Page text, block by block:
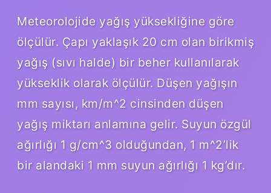
Meteorolojide yağış yüksekliğine göre
ölçülür. Çapı yaklaşık 20 cm olan birikmiş
yağış (sıvı halde) bir beher kullanılarak
yükseklik olarak ölçülür. Düşen yağışın
mm sayısı, km/m^2 cinsinden düşen
yağış miktarı anlamına gelir. Suyun özgül
ağırlığı 1 g/cm^3 olduğundan, 1 m^2’lik
bir alandaki 1 mm suyun ağırlığı 1 kg’dır.